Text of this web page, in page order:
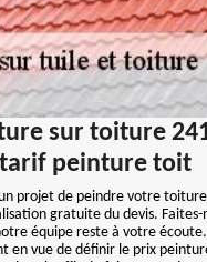
sur toiture
peinture toit
un projet de peindre votre
gratuite du devis. Faites-
équipe reste à votre
en vue de définir le prix